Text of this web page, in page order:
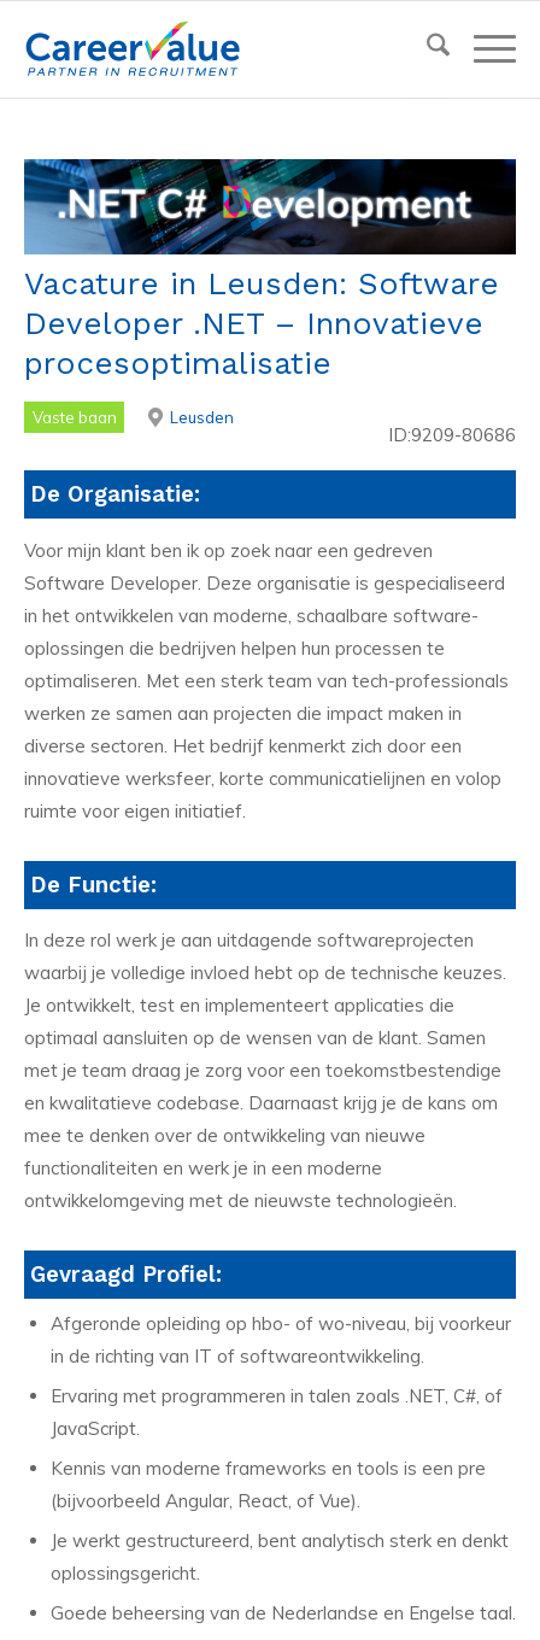
Vacature in Leusden: Software
Developer .NET – Innovatieve
procesoptimalisatie
Vaste baan Leusden
ID:9209-80686
De Organisatie:
Voor mijn klant ben ik op zoek naar een gedreven
Software Developer. Deze organisatie is gespecialiseerd
in het ontwikkelen van moderne, schaalbare software-
oplossingen die bedrijven helpen hun processen te
optimaliseren. Met een sterk team van tech-professionals
werken ze samen aan projecten die impact maken in
diverse sectoren. Het bedrijf kenmerkt zich door een
innovatieve werksfeer, korte communicatielijnen en volop
ruimte voor eigen initiatief.
De Functie:
In deze rol werk je aan uitdagende softwareprojecten
waarbij je volledige invloed hebt op de technische keuzes.
Je ontwikkelt, test en implementeert applicaties die
optimaal aansluiten op de wensen van de klant. Samen
met je team draag je zorg voor een toekomstbestendige
en kwalitatieve codebase. Daarnaast krijg je de kans om
mee te denken over de ontwikkeling van nieuwe
functionaliteiten en werk je in een moderne
ontwikkelomgeving met de nieuwste technologieën.
Gevraagd Profiel:
Afgeronde opleiding op hbo- of wo-niveau, bij voorkeur
in de richting van IT of softwareontwikkeling.
Ervaring met programmeren in talen zoals .NET, C#, of
JavaScript.
Kennis van moderne frameworks en tools is een pre
(bijvoorbeeld Angular, React, of Vue).
Je werkt gestructureerd, bent analytisch sterk en denkt
oplossingsgericht.
Goede beheersing van de Nederlandse en Engelse taal.